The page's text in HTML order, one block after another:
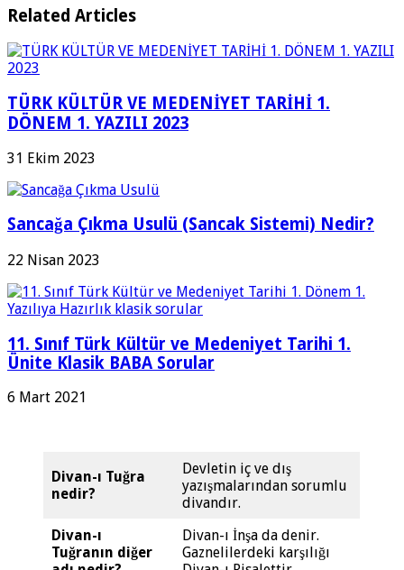
Related Articles
TÜRK KÜLTÜR VE MEDENİYET TARİHİ 1.
DÖNEM 1. YAZILI 2023
31 Ekim 2023
Sancağa Çıkma Usulü (Sancak Sistemi) Nedir?
22 Nisan 2023
11. Sınıf Türk Kültür ve Medeniyet Tarihi 1.
Ünite Klasik BABA Sorular
6 Mart 2021
Divan-ı Tuğra
nedir?
Devletin iç ve dış
yazışmalarından sorumlu
divandır.
Divan-ı
Tuğranın diğer
Divan-ı İnşa da denir.
Gaznelilerdeki karşılığı